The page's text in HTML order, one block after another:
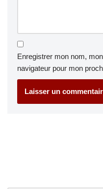
Enregistrer mon nom,
navigateur pour mon